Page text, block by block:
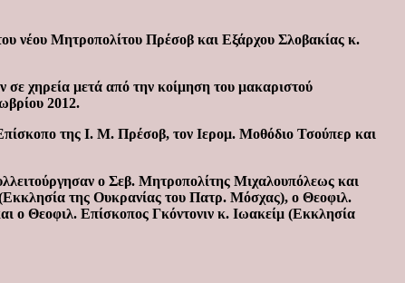
νέου Μητροπολίτου Πρέσοβ και Εξάρχου Σλοβακίας κ.
σε χηρεία μετά από την κοίμηση του μακαριστού
2012.
της Ι. Μ. Πρέσοβ, τον Ιερομ. Μοθόδιο Τσούπερ και
ο Σεβ. Μητροπολίτης Μιχαλουπόλεως και
της Ουκρανίας του Πατρ. Μόσχας), ο Θεοφιλ.
ο Θεοφιλ. Επίσκοπος Γκόντονιν κ. Ιωακείμ (Εκκλησία